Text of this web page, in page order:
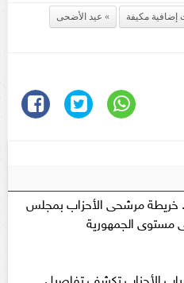
إضافية مكيفة
عيد الأضحى
خريطة مرشحى الأحزاب بمجلس
مستوى الجمهورية